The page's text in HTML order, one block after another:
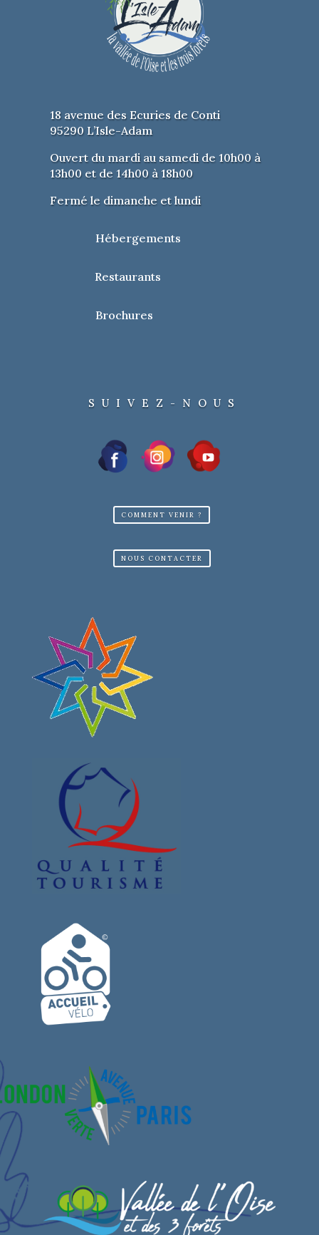
18 avenue des Ecuries de Conti
95290 L’Isle-Adam
Ouvert du mardi au samedi de 10h00 à
13h00 et de 14h00 à 18h00
Fermé le dimanche et lundi
Hébergements
Restaurants
Brochures
SUIVEZ-NOUS
COMMENT VENIR ?
NOUS CONTACTER